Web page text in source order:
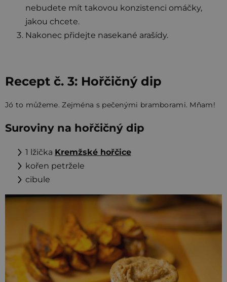
nebudete mít takovou konzistenci omáčky,
jakou chcete.
Nakonec přidejte nasekané arašídy.
Recept č. 3: Hořčičný dip
Jó to můžeme. Zejména s pečenými bramborami. Mňam!
Suroviny na hořčičný dip
1 lžička Kremžské hořčice
kořen petržele
cibule